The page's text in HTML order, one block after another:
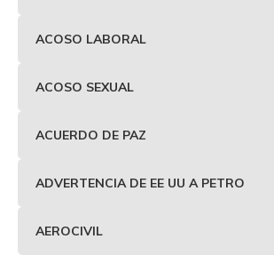
ACOSO LABORAL
ACOSO SEXUAL
ACUERDO DE PAZ
ADVERTENCIA DE EE UU A PETRO
AEROCIVIL